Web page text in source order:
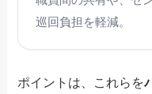
巡回負担を軽減。
ポイントは、これらを